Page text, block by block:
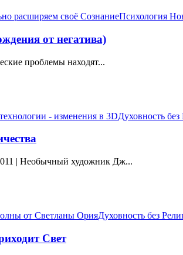
расширяем своё СознаниеПсихология
от негатива)
проблемы находят...
- изменения в 3DДуховность без
| Необычный художник Дж...
от Светланы ОрияДуховность без
Свет